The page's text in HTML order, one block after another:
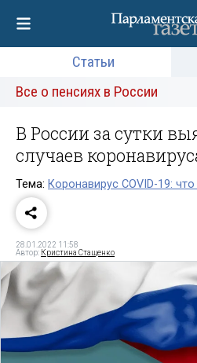
Статьи
Все о пенсиях в России
В России за сутки
случаев
Тема: Коронавирус COVID-19:
28.01.2022 11:58
Автор: Кристина Стащенко